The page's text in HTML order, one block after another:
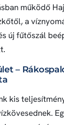
működő
a
új fűtőszál
–
kis